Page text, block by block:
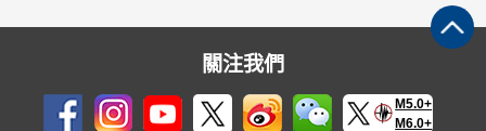
關注我們
M5.0+
M6.0+